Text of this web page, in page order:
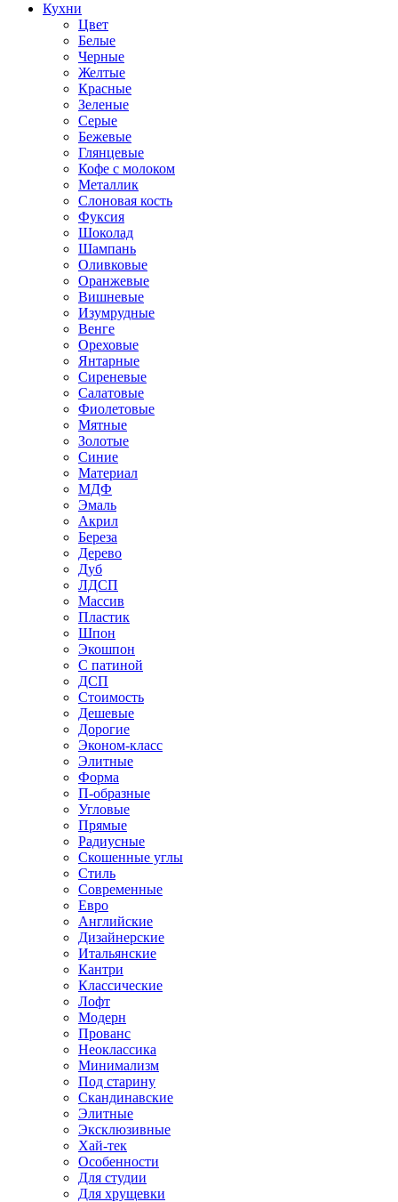
Кухни
Цвет
Белые
Черные
Желтые
Красные
Зеленые
Серые
Бежевые
Глянцевые
Кофе с молоком
Металлик
Слоновая кость
Фуксия
Шоколад
Шампань
Оливковые
Оранжевые
Вишневые
Изумрудные
Венге
Ореховые
Янтарные
Сиреневые
Салатовые
Фиолетовые
Мятные
Золотые
Синие
Материал
МДФ
Эмаль
Акрил
Береза
Дерево
Дуб
ЛДСП
Массив
Пластик
Шпон
Экошпон
С патиной
ДСП
Стоимость
Дешевые
Дорогие
Эконом-класс
Элитные
Форма
П-образные
Угловые
Прямые
Радиусные
Скошенные углы
Стиль
Современные
Евро
Английские
Дизайнерские
Итальянские
Кантри
Классические
Лофт
Модерн
Прованс
Неоклассика
Минимализм
Под старину
Скандинавские
Элитные
Эксклюзивные
Хай-тек
Особенности
Для студии
Для хрущевки